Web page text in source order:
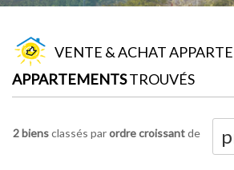
VENTE & ACHAT
APPARTEMENTSTROUVÉS
2 biensclassés parordre croissantde